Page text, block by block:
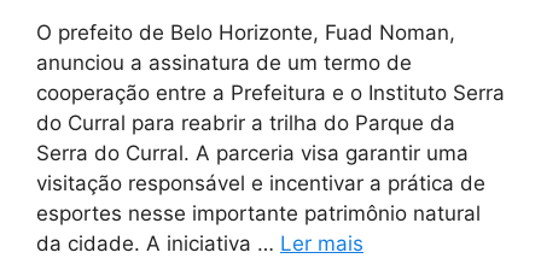
O prefeito de Belo Horizonte, Fuad Noman,
anunciou a assinatura de um termo de
cooperação entre a Prefeitura e o Instituto Serra
do Curral para reabrir a trilha do Parque da
Serra do Curral. A parceria visa garantir uma
visitação responsável e incentivar a prática de
esportes nesse importante patrimônio natural
da cidade. A iniciativa … Ler mais